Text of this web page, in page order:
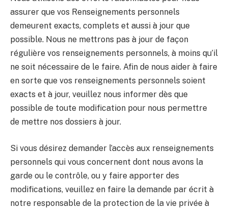
assurer que vos Renseignements personnels
demeurent exacts, complets et aussi à jour que
possible. Nous ne mettrons pas à jour de façon
régulière vos renseignements personnels, à moins qu’il
ne soit nécessaire de le faire. Afin de nous aider à faire
en sorte que vos renseignements personnels soient
exacts et à jour, veuillez nous informer dès que
possible de toute modification pour nous permettre
de mettre nos dossiers à jour.
Si vous désirez demander l’accès aux renseignements
personnels qui vous concernent dont nous avons la
garde ou le contrôle, ou y faire apporter des
modifications, veuillez en faire la demande par écrit à
notre responsable de la protection de la vie privée à